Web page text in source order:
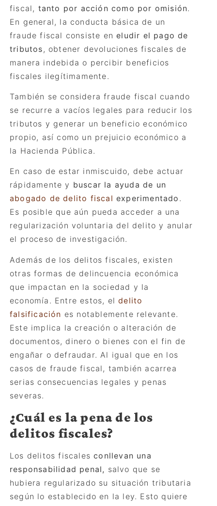
fiscal, tanto por acción como por omisión.
En general, la conducta básica de un
fraude fiscal consiste eneludir el pago de
tributos , obtener devoluciones fiscales de
manera indebida o percibir beneficios
fiscales ilegítimamente.
También se considera fraude fiscal cuando
se recurre a vacíos legales para reducir los
tributos y generar un beneficio económico
propio, así como un prejuicio económico a
la Hacienda Pública.
En caso de estar inmiscuido, debe actuar
rápidamente y buscar la ayuda de un
abogado de delito fiscal experimentado .
Es posible que aún pueda acceder a una
regularización voluntaria del delito y anular
el proceso de investigación.
Además de los delitos fiscales, existen
otras formas de delincuencia económica
que impactan en la sociedad y la
economía. Entre estos, eldelito
falsificación es notablemente relevante.
Este implica la creación o alteración de
documentos, dinero o bienes con el fin de
engañar o defraudar. Al igual que en los
casos de fraude fiscal, también acarrea
serias consecuencias legales y penas
severas.
¿Cuál es la pena de los
delitos fiscales?
Los delitos fiscalesconllevan una
responsabilidad penal, salvo que se
hubiera regularizado su situación tributaria
según lo establecido en la ley. Esto quiere